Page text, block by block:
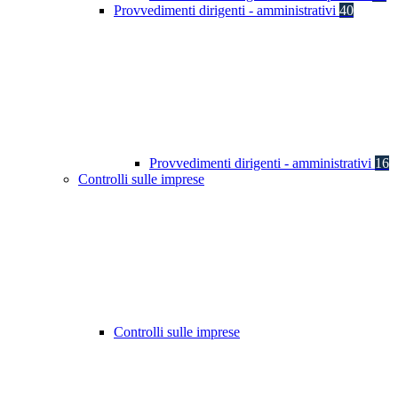
Provvedimenti dirigenti - amministrativi 40
Provvedimenti dirigenti - amministrativi 16
Controlli sulle imprese
Controlli sulle imprese